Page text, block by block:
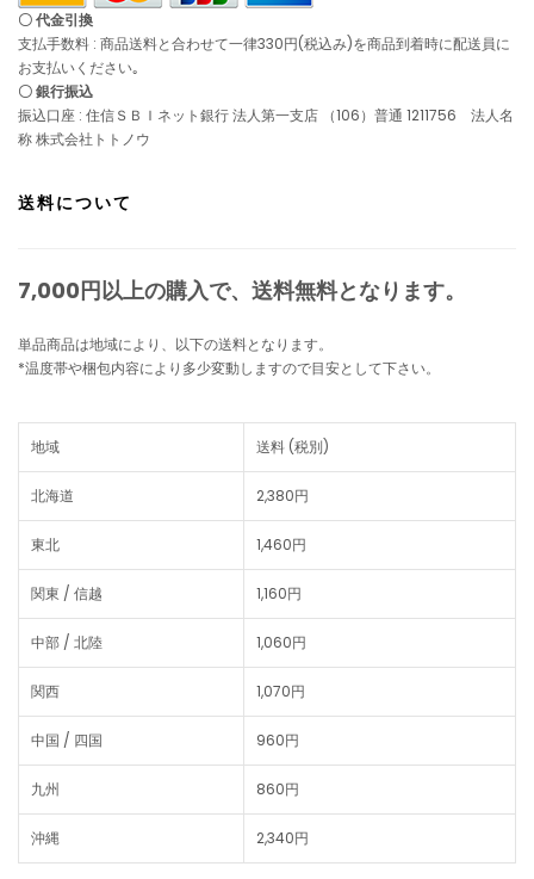
〇 代金引換
支払手数料 : 商品送料と合わせて一律330円(税込み)を商品到着時に配送員に
お支払いください｡
〇 銀行振込
振込口座 : 住信ＳＢＩネット銀行 法人第一支店 （106）普通 1211756 法人名
称 株式会社トトノウ
送料について
7,000円以上の購入で、 送料無料となります。
単品商品は地域により、以下の送料となります。
*温度帯や梱包内容により多少変動しますので目安として下さい。
地域 送料 (税別)
北海道 2,380円
東北 1,460円
関東 / 信越 1,160円
中部 / 北陸 1,060円
関西 1,070円
中国 / 四国 960円
九州 860円
沖縄 2,340円